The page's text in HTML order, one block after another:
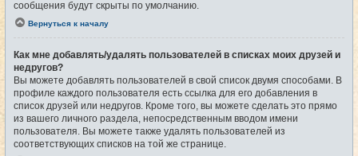
сообщения будут скрыты по умолчанию.
Вернуться к началу
Как мне добавлять/удалять пользователей в списках моих друзей и
недругов?
Вы можете добавлять пользователей в свой список двумя способами. В
профиле каждого пользователя есть ссылка для его добавления в
список друзей или недругов. Кроме того, вы можете сделать это прямо
из вашего личного раздела, непосредственным вводом имени
пользователя. Вы можете также удалять пользователей из
соответствующих списков на той же странице.